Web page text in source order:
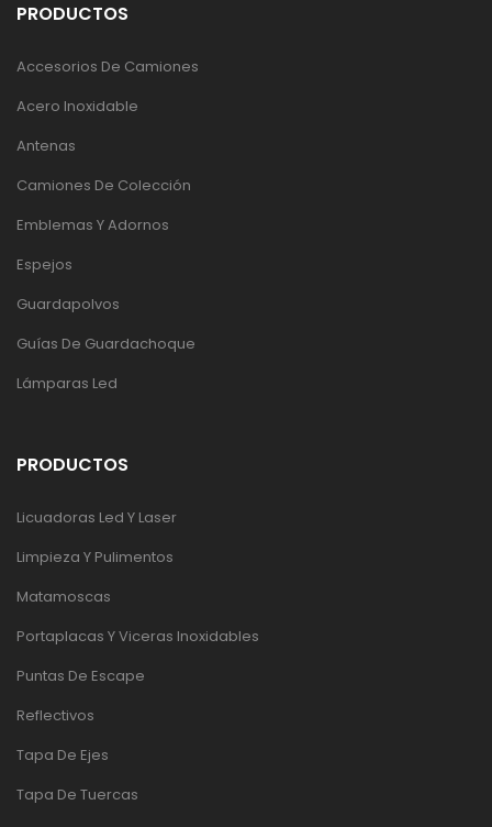
PRODUCTOS
Accesorios De Camiones
Acero Inoxidable
Antenas
Camiones De Colección
Emblemas Y Adornos
Espejos
Guardapolvos
Guías De Guardachoque
Lámparas Led
PRODUCTOS
Licuadoras Led Y Laser
Limpieza Y Pulimentos
Matamoscas
Portaplacas Y Viceras Inoxidables
Puntas De Escape
Reflectivos
Tapa De Ejes
Tapa De Tuercas